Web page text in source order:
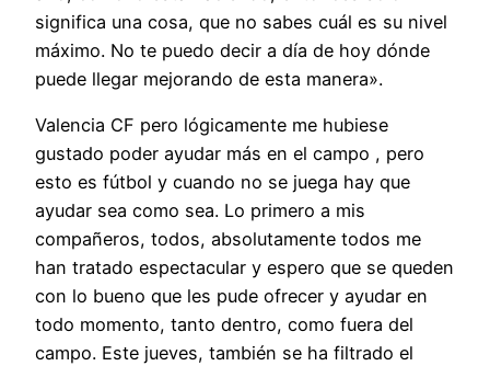
significa una cosa, que no sabes cuál es su nivel
máximo. No te puedo decir a día de hoy dónde
puede llegar mejorando de esta manera».
Valencia CF pero lógicamente me hubiese
gustado poder ayudar más en el campo , pero
esto es fútbol y cuando no se juega hay que
ayudar sea como sea. Lo primero a mis
compañeros, todos, absolutamente todos me
han tratado espectacular y espero que se queden
con lo bueno que les pude ofrecer y ayudar en
todo momento, tanto dentro, como fuera del
campo. Este jueves, también se ha filtrado el